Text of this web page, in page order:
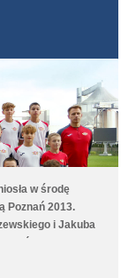
w środę
Poznań 2013.
i Jakuba
choć do przerwy